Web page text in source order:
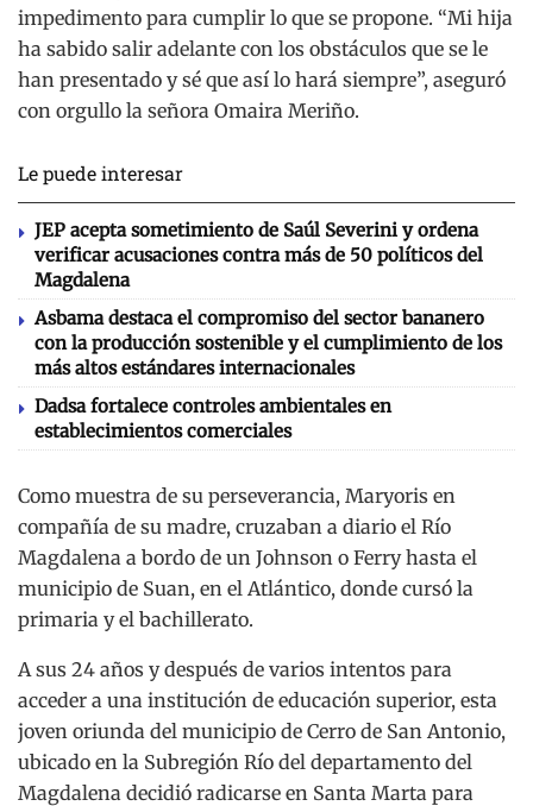
impedimento para cumplir lo que se propone. “Mi hija
ha sabido salir adelante con los obstáculos que se le
han presentado y sé que así lo hará siempre”, aseguró
con orgullo la señora Omaira Meriño.
Le puede interesar
JEP acepta sometimiento de Saúl Severini y ordena
verificar acusaciones contra más de 50 políticos del
Magdalena
Asbama destaca el compromiso del sector bananero
con la producción sostenible y el cumplimiento de los
más altos estándares internacionales
Dadsa fortalece controles ambientales en
establecimientos comerciales
Como muestra de su perseverancia, Maryoris en
compañía de su madre, cruzaban a diario el Río
Magdalena a bordo de un Johnson o Ferry hasta el
municipio de Suan, en el Atlántico, donde cursó la
primaria y el bachillerato.
A sus 24 años y después de varios intentos para
acceder a una institución de educación superior, esta
joven oriunda del municipio de Cerro de San Antonio,
ubicado en la Subregión Río del departamento del
Magdalena decidió radicarse en Santa Marta para